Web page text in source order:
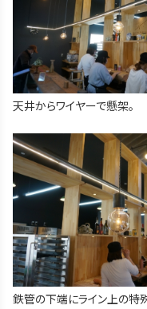
天井からワイヤーで懸架。
鉄管の下端にライン上の特